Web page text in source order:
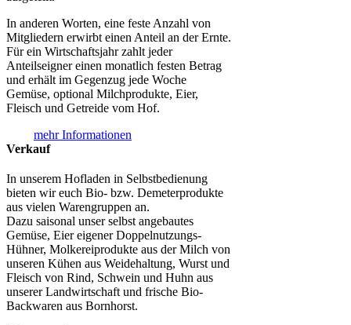
In anderen Worten, eine feste Anzahl von
Mitgliedern erwirbt einen Anteil an der Ernte.
Für ein Wirtschaftsjahr zahlt jeder
Anteilseigner einen monatlich festen Betrag
und erhält im Gegenzug jede Woche
Gemüse, optional Milchprodukte, Eier,
Fleisch und Getreide vom Hof.
mehr Informationen
Verkauf
In unserem Hofladen in Selbstbedienung
bieten wir euch Bio- bzw. Demeterprodukte
aus vielen Warengruppen an.
Dazu saisonal unser selbst angebautes
Gemüse, Eier eigener Doppelnutzungs-
Hühner, Molkereiprodukte aus der Milch von
unseren Kühen aus Weidehaltung, Wurst und
Fleisch von Rind, Schwein und Huhn aus
unserer Landwirtschaft und frische Bio-
Backwaren aus Bornhorst.